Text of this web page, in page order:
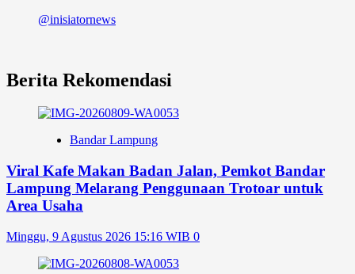
@inisiatornews
Berita Rekomendasi
Bandar Lampung
Viral Kafe Makan Badan Jalan, Pemkot Bandar
Lampung Melarang Penggunaan Trotoar untuk
Area Usaha
Minggu, 9 Agustus 2026 15:16 WIB 0